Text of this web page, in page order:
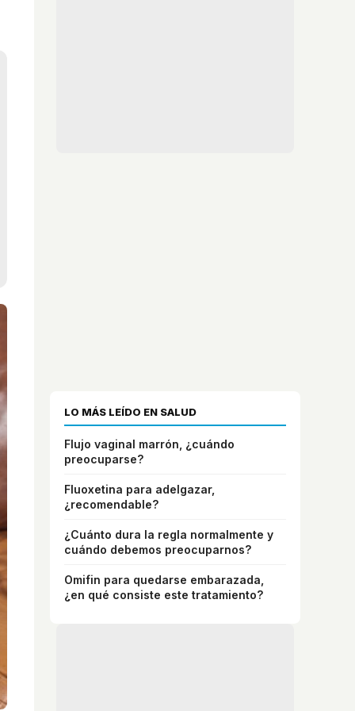
LO MÁS LEÍDO EN SALUD
Flujo vaginal marrón, ¿cuándo
preocuparse?
Fluoxetina para adelgazar,
¿recomendable?
¿Cuánto dura la regla normalmente y
cuándo debemos preocuparnos?
Omifin para quedarse embarazada,
¿en qué consiste este tratamiento?